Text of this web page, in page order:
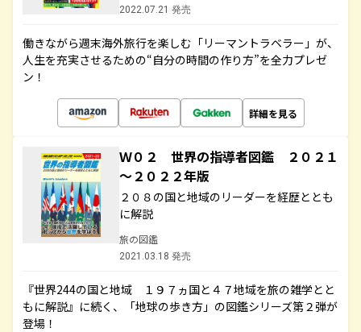
2022.07.21 発売
働きながら週末海外旅行を楽しむ「リーマントラベラー」が、
人生を充実させるための“自分の時間の作り方”を全力プレゼ
ン！
詳細を見る
Ｗ０２ 世界の指導者図鑑 ２０２１
～２０２２年版
２０８の国と地域のリーダーを経歴ととも
に解説
旅の図鑑
2021.03.18 発売
『世界244の国と地域 １９７ヵ国と４７地域を旅の雑学とと
もに解説』に続く、「地球の歩き方」の図鑑シリーズ第２弾が
登場！